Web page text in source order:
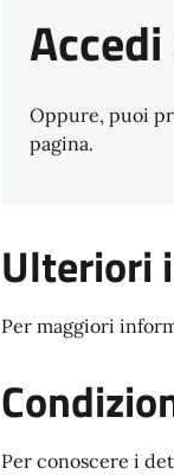
Oppure, puoi
pagina.
Ulteriori
Per maggiori
Per conoscere i